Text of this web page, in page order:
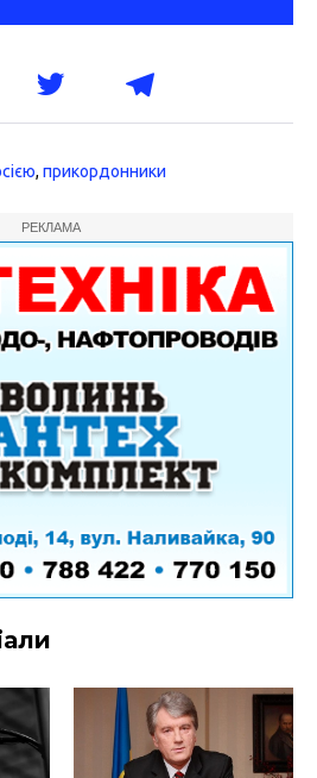
, прикордонники
РЕКЛАМА